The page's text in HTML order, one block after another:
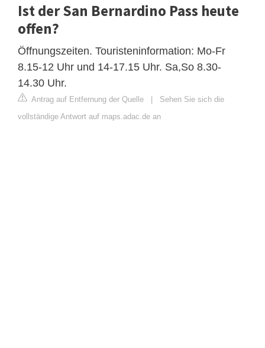
Ist der San Bernardino Pass heute
offen?
Öffnungszeiten. Touristeninformation: Mo-Fr
8.15-12 Uhr und 14-17.15 Uhr. Sa,So 8.30-
14.30 Uhr.
Antrag auf Entfernung der Quelle | Sehen Sie sich die
vollständige Antwort auf maps.adac.de an